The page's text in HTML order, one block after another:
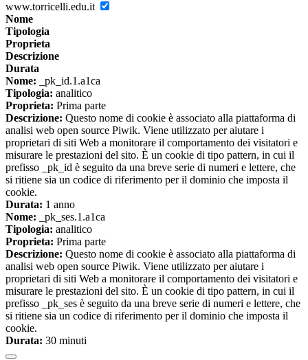
www.torricelli.edu.it
Nome
Tipologia
Proprieta
Descrizione
Durata
Nome: _pk_id.1.a1ca
Tipologia: analitico
Proprieta: Prima parte
Descrizione: Questo nome di cookie è associato alla piattaforma di
analisi web open source Piwik. Viene utilizzato per aiutare i
proprietari di siti Web a monitorare il comportamento dei visitatori e
misurare le prestazioni del sito. È un cookie di tipo pattern, in cui il
prefisso _pk_id è seguito da una breve serie di numeri e lettere, che
si ritiene sia un codice di riferimento per il dominio che imposta il
cookie.
Durata: 1 anno
Nome: _pk_ses.1.a1ca
Tipologia: analitico
Proprieta: Prima parte
Descrizione: Questo nome di cookie è associato alla piattaforma di
analisi web open source Piwik. Viene utilizzato per aiutare i
proprietari di siti Web a monitorare il comportamento dei visitatori e
misurare le prestazioni del sito. È un cookie di tipo pattern, in cui il
prefisso _pk_ses è seguito da una breve serie di numeri e lettere, che
si ritiene sia un codice di riferimento per il dominio che imposta il
cookie.
Durata: 30 minuti